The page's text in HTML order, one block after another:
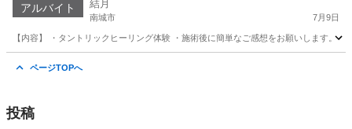
アルバイト 結月
南城市 7月9日
【内容】 ・タントリックヒーリング体験 ・施術後に簡単なご感想をお願いします。
ページTOPへ
投稿